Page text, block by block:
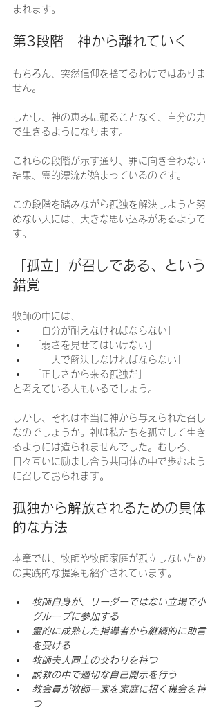
まれます。
第3段階　神から離れていく
もちろん、突然信仰を捨てるわけではありま
せん。
しかし、神の恵みに頼ることなく、自分の力
で生きるようになります。
これらの段階が示す通り、罪に向き合わない
結果、霊的漂流が始まっているのです。
この段階を踏みながら孤独を解決しようと努
めない人には、大きな思い込みがあるようで
す。
「孤立」が召しである、という
錯覚
牧師の中には、
「自分が耐えなければならない」
「弱さを見せてはいけない」
「一人で解決しなければならない」
「正しさから来る孤独だ」
と考えている人もいるでしょう。
しかし、それは本当に神から与えられた召し
なのでしょうか。神は私たちを孤立して生き
るようには造られませんでした。むしろ、
日々互いに励まし合う共同体の中で歩むよう
に召しておられます。
孤独から解放されるための具体
的な方法
本章では、牧師や牧師家庭が孤立しないため
の実践的な提案も紹介されています。
牧師自身が、リーダーではない立場で小
グループに参加する
霊的に成熟した指導者から継続的に助言
を受ける
牧師夫人同士の交わりを持つ
説教の中で適切な自己開示を行う
教会員が牧師一家を家庭に招く機会を持
つ